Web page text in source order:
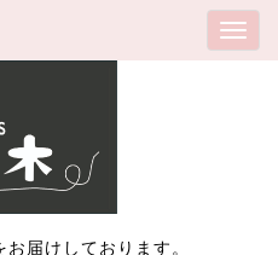
届けしております。